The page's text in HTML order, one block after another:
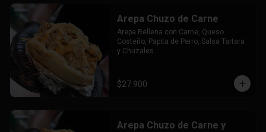
Arepa Chuzo de Carne
Arepa Rellena con Carne, Queso
Costeño, Papita de Perro, Salsa Tartara
y Chuzales.
$27.900
Arepa Chuzo de Carne y